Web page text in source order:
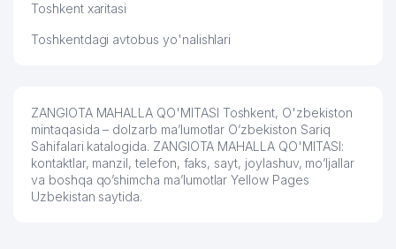
Toshkent xaritasi
Toshkentdagi avtobus yo'nalishlari
ZANGIOTA MAHALLA QO'MITASI Toshkent, O'zbekiston
mintaqasida – dolzarb ma’lumotlar O’zbekiston Sariq
Sahifalari katalogida. ZANGIOTA MAHALLA QO'MITASI:
kontaktlar, manzil, telefon, faks, sayt, joylashuv, mo’ljallar
va boshqa qo’shimcha ma’lumotlar Yellow Pages
Uzbekistan saytida.